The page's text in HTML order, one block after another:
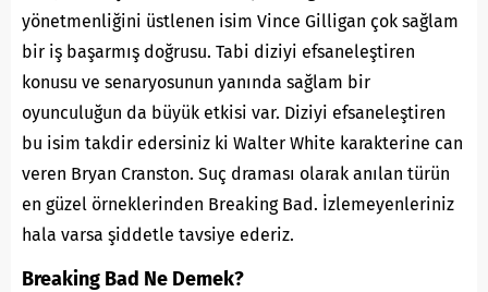
yönetmenliğini üstlenen isim Vince Gilligan çok sağlam
bir iş başarmış doğrusu. Tabi diziyi efsaneleştiren
konusu ve senaryosunun yanında sağlam bir
oyunculuğun da büyük etkisi var. Diziyi efsaneleştiren
bu isim takdir edersiniz ki Walter White karakterine can
veren Bryan Cranston. Suç draması olarak anılan türün
en güzel örneklerinden Breaking Bad. İzlemeyenleriniz
hala varsa şiddetle tavsiye ederiz.
Breaking Bad Ne Demek?